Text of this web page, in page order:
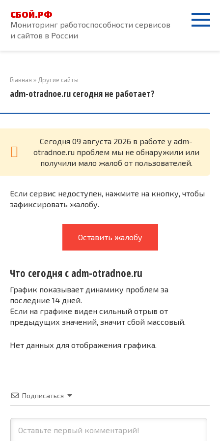
контенту
СБОЙ.РФ
Мониторинг работоспособности сервисов
и сайтов в России
Главная » Другие сайты
adm-otradnoe.ru сегодня не работает?
Cегодня 09 августа 2026 в работе у adm-
otradnoe.ru проблем мы не обнаружили или
получили мало жалоб от пользователей.
Если сервис недоступен, нажмите на кнопку, чтобы
зафиксировать жалобу.
Оставить жалобу
Что сегодня с adm-otradnoe.ru
График показывает динамику проблем за
последние 14 дней.
Если на графике виден сильный отрыв от
предыдущих значений, значит сбой массовый.
Нет данных для отображения графика.
Подписаться